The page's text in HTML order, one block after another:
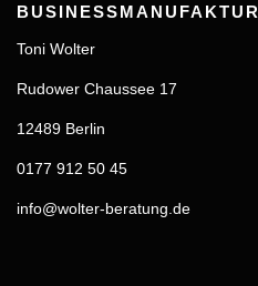
BUSINESSMANUFAKTUR
Toni Wolter
Rudower Chaussee 17
12489 Berlin
0177 912 50 45
info@wolter-beratung.de